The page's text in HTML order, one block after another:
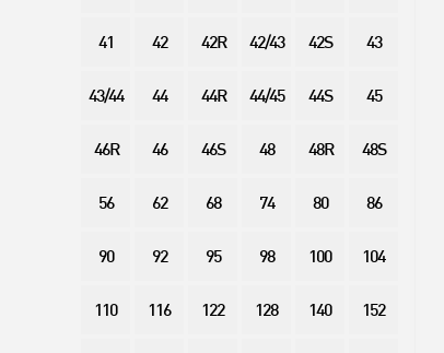
41 42 42R 42/43 42S 43
43/44 44 44R 44/45 44S 45
46R 46 46S 48 48R 48S
56 62 68 74 80 86
90 92 95 98 100 104
110 116 122 128 140 152